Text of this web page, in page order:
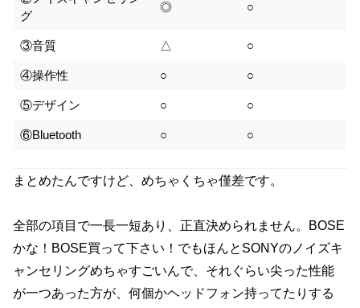
グ
◎ ○
③音質 △ ○
④操作性 ○ ○
⑤デザイン ○ ○
⑥Bluetooth ○ ○
まとめたんですけど、めちゃくちゃ僅差です。
全部の項目で一長一短あり、正直決められません。BOSE
かな！BOSE買って下さい！でもほんとSONYのノイズキ
ャンセリングめちゃすごいんで、それぐらい尖った性能
が一つあった方が、何個かヘッドフォン持ってたりする